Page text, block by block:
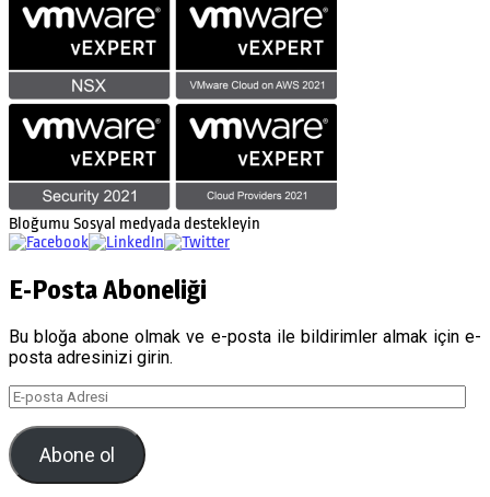
Bloğumu Sosyal medyada destekleyin
E-Posta Aboneliği
Bu bloğa abone olmak ve e-posta ile bildirimler almak için e-
posta adresinizi girin.
E-
Adresi
Abone ol